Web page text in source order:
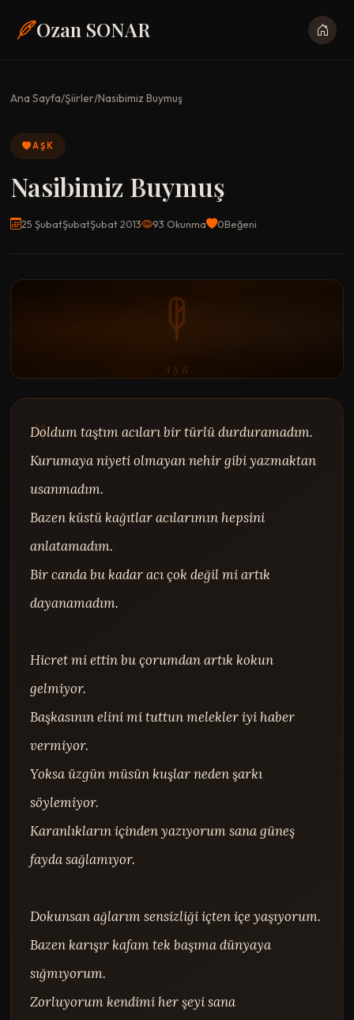
Ozan SONAR
Ana Sayfa/Şiirler/Nasibimiz Buymuş
AŞK
Nasibimiz Buymuş
25 ŞubatŞubatŞubat 2013 93 Okunma 0Beğeni
AŞK
Doldum taştım acıları bir türlü durduramadım.
Kurumaya niyeti olmayan nehir gibi yazmaktan
usanmadım.
Bazen küstü kağıtlar acılarımın hepsini
anlatamadım.
Bir canda bu kadar acı çok değil mi artık
dayanamadım.
Hicret mi ettin bu çorumdan artık kokun
gelmiyor.
Başkasının elini mi tuttun melekler iyi haber
vermiyor.
Yoksa üzgün müsün kuşlar neden şarkı
söylemiyor.
Karanlıkların içinden yazıyorum sana güneş
fayda sağlamıyor.
Dokunsan ağlarım sensizliği içten içe yaşıyorum.
Bazen karışır kafam tek başıma dünyaya
sığmıyorum.
Zorluyorum kendimi her şeyi sana